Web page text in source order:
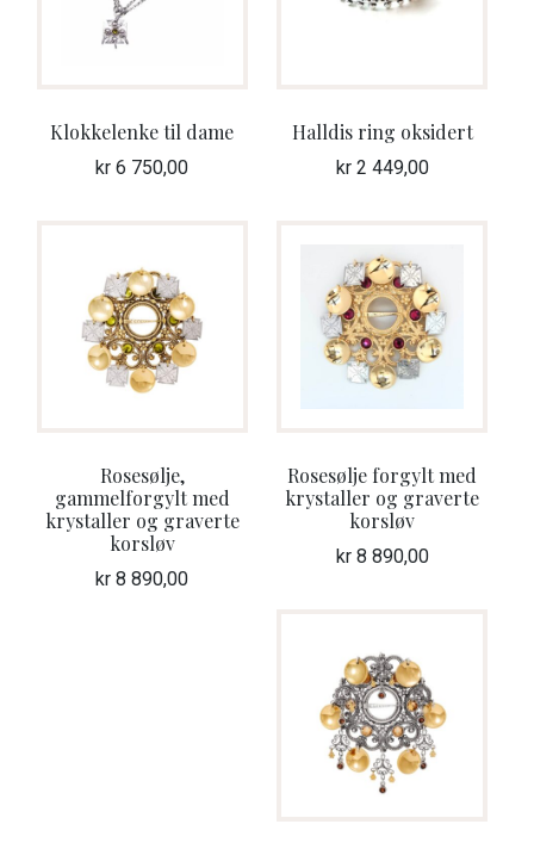
Klokkelenke til dame
kr 6 750,00
Halldis ring oksidert
kr2 449,00
Rosesølje,
gammelforgylt med
krystaller og graverte
korsløv
kr 8 890,00
Rosesølje forgylt med
krystaller og graverte
korsløv
kr8 890,00